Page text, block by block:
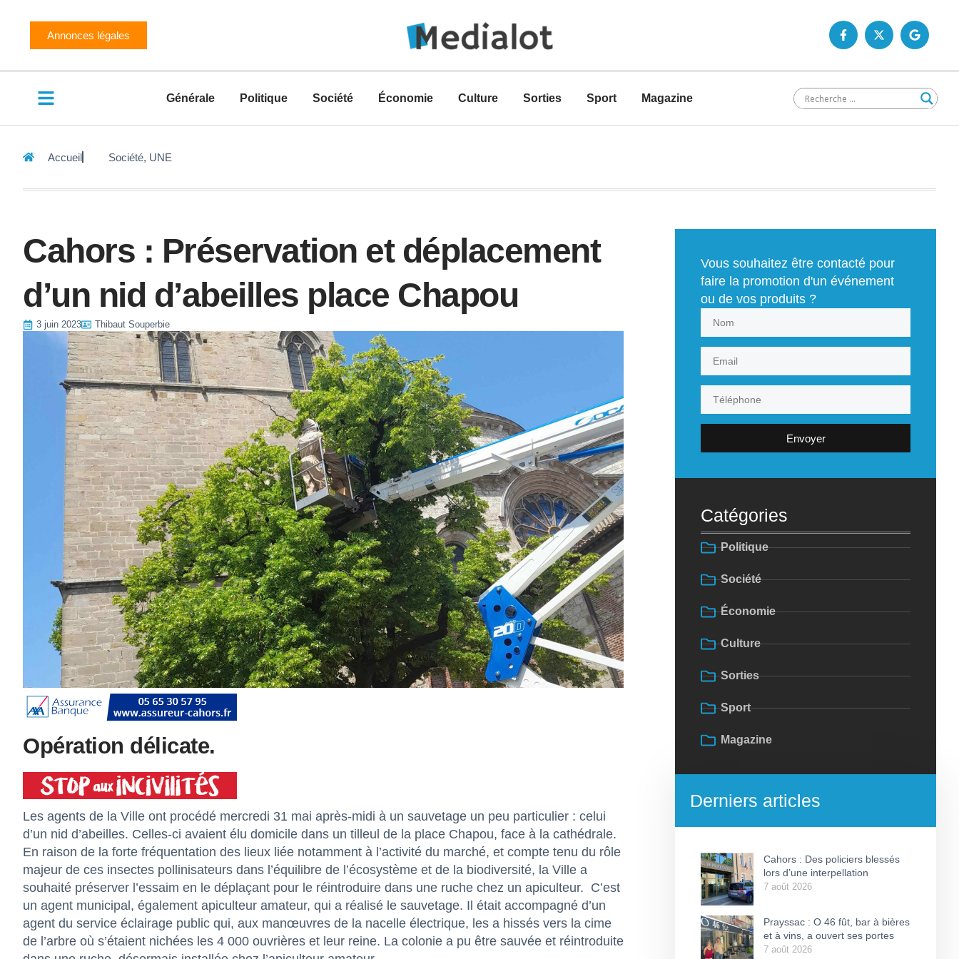
Annonces légales
Générale Politique Société Économie Culture Sorties Sport Magazine
Accueil Société, UNE
Cahors : Préservation et déplacement
d’un nid d’abeilles place Chapou
3 juin 2023 Thibaut Souperbie
Opération délicate.
Les agents de la Ville ont procédé mercredi 31 mai après-midi à un sauvetage un peu particulier : celui
d’un nid d’abeilles. Celles-ci avaient élu domicile dans un tilleul de la place Chapou, face à la cathédrale.
En raison de la forte fréquentation des lieux liée notamment à l’activité du marché, et compte tenu du rôle
majeur de ces insectes pollinisateurs dans l’équilibre de l’écosystème et de la biodiversité, la Ville a
souhaité préserver l’essaim en le déplaçant pour le réintroduire dans une ruche chez un apiculteur. C’est
un agent municipal, également apiculteur amateur, qui a réalisé le sauvetage. Il était accompagné d’un
agent du service éclairage public qui, aux manœuvres de la nacelle électrique, les a hissés vers la cime
de l’arbre où s’étaient nichées les 4 000 ouvrières et leur reine. La colonie a pu être sauvée et réintroduite
Vous souhaitez être contacté pour
faire la promotion d'un événement
ou de vos produits ?
Envoyer
Catégories
Politique
Société
Économie
Culture
Sorties
Sport
Magazine
Derniers articles
Cahors : Des policiers blessés
lors d’une interpellation
7 août 2026
Prayssac : O 46 fût, bar à bières
et à vins, a ouvert ses portes
7 août 2026